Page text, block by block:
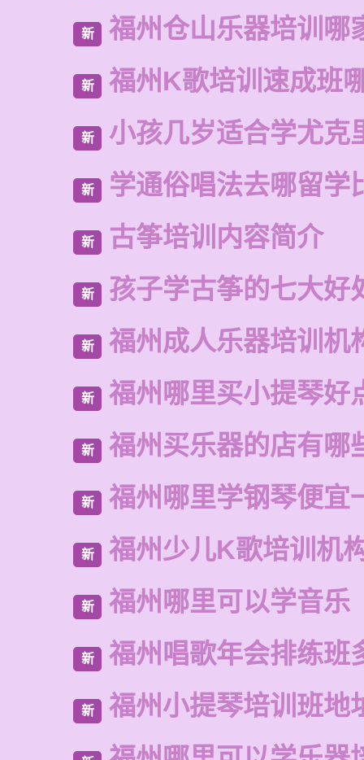
新 福州仓山乐器培训哪
新 福州K歌培训速成班
新 小孩几岁适合学尤克
新 学通俗唱法去哪留学
新 古筝培训内容简介
新 孩子学古筝的七大好
新 福州成人乐器培训机
新 福州哪里买小提琴好
新 福州买乐器的店有哪
新 福州哪里学钢琴便宜
新 福州少儿K歌培训机
新 福州哪里可以学音乐
新 福州唱歌年会排练班
新 福州小提琴培训班地